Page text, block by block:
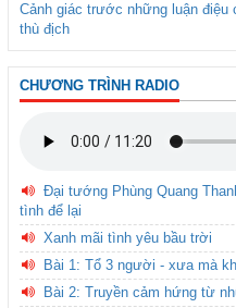
Cảnh giác trước những luận điệu
thù địch
CHƯƠNG TRÌNH RADIO
Đại tướng Phùng Quang
tình để lại
Xanh mãi tình yêu bầu trời
Bài 1: Tổ 3 người - xưa mà
Bài 2: Truyền cảm hứng từ